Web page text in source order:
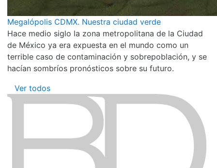
Megalópolis CDMX. Nuestra ciudad verde
Hace medio siglo la zona metropolitana de la Ciudad
de México ya era expuesta en el mundo como un
terrible caso de contaminación y sobrepoblación, y se
hacían sombríos pronósticos sobre su futuro.
Ver todos